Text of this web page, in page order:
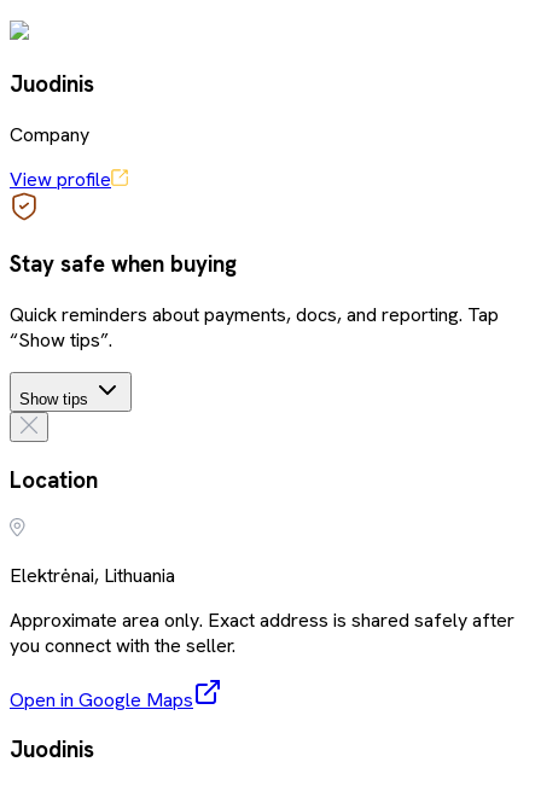
Juodinis
Company
View profile
Stay safe when buying
Quick reminders about payments, docs, and reporting. Tap
“Show tips”.
Show tips
Location
Elektrėnai, Lithuania
Approximate area only. Exact address is shared safely after
you connect with the seller.
Open in Google Maps
Juodinis